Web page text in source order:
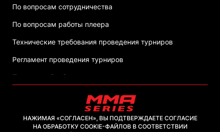
По вопросам сотрудничества
По вопросам работы плеера
Технические требования проведения турниров
Регламент проведения турниров
Политика обработки персональных данных
НАЖИМАЯ «СОГЛАСЕН», ВЫ ПОДТВЕРЖДАЕТЕ СОГЛАСИЕ
НА ОБРАБОТКУ COOKIE-ФАЙЛОВ В СООТВЕТСТВИИ